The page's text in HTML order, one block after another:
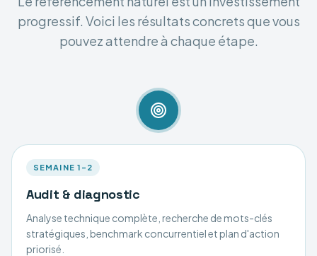
progressif. Voici les résultats concrets que vous
pouvez attendre à chaque étape.
SEMAINE 1–2
Audit & diagnostic
Analyse technique complète, recherche de mots-clés
stratégiques, benchmark concurrentiel et plan d'action
priorisé.